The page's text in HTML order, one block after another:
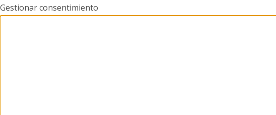
Gestionar consentimiento